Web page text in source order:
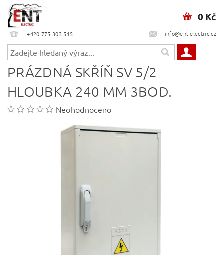
+420 775 303 515 info@ent-electric.cz
0 Kč
PRÁZDNÁ SKŘÍŇ SV 5/2
HLOUBKA 240 MM 3BOD.
Neohodnoceno